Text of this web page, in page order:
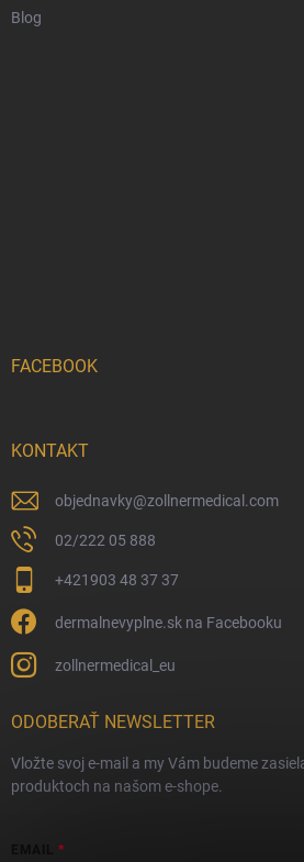
Blog
FACEBOOK
KONTAKT
objednavky@zollnermedical.com
02/222 05 888
+421903 48 37 37
dermalnevyplne.sk na Facebooku
zollnermedical_eu
ODOBERAŤ NEWSLETTER
Vložte svoj e-mail a my Vám budeme
produktoch na našom e-shope.